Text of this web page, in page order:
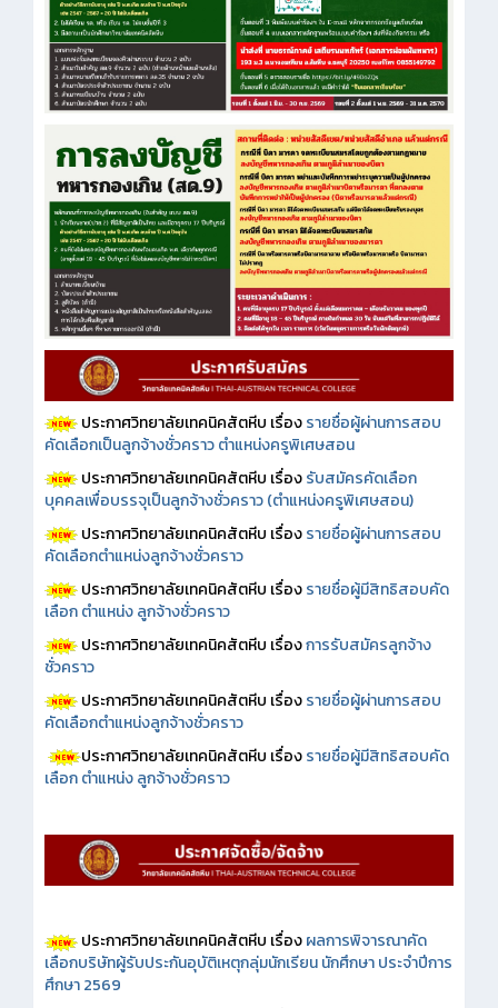
ประกาศวิทยาลัยเทคนิคสัตหีบ เรื่องรายชื่อผู้ผ่านการสอบ
คัดเลือกเป็นลูกจ้างชั่วคราว ตำแหน่งครูพิเศษสอน
ประกาศวิทยาลัยเทคนิคสัตหีบ เรื่องรับสมัครคัดเลือก
บุคคลเพื่อบรรจุเป็นลูกจ้างชั่วคราว (ตำแหน่งครูพิเศษสอน)
ประกาศวิทยาลัยเทคนิคสัตหีบ เรื่องรายชื่อผู้ผ่านการสอบ
คัดเลือกตำแหน่งลูกจ้างชั่วคราว
ประกาศวิทยาลัยเทคนิคสัตหีบ เรื่องรายชื่อผู้มีสิทธิสอบคัด
เลือก ตำแหน่ง ลูกจ้างชั่วคราว
ประกาศวิทยาลัยเทคนิคสัตหีบ เรื่องการรับสมัครลูกจ้าง
ชั่วคราว
ประกาศวิทยาลัยเทคนิคสัตหีบ เรื่องรายชื่อผู้ผ่านการสอบ
คัดเลือกตำแหน่งลูกจ้างชั่วคราว
ประกาศวิทยาลัยเทคนิคสัตหีบ เรื่องรายชื่อผู้มีสิทธิสอบคัด
เลือก ตำแหน่ง ลูกจ้างชั่วคราว
ประกาศวิทยาลัยเทคนิคสัตหีบ เรื่องผลการพิจารณาคัด
เลือกบริษัทผู้รับประกันอุบัติเหตุกลุ่มนักเรียน นักศึกษา ประจำปีการ
ศึกษา 2569